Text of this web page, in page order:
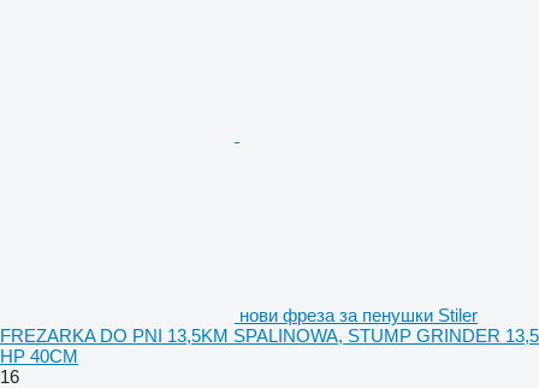
нови фреза за пенушки Stiler
FREZARKA DO PNI 13,5KM SPALINOWA, STUMP GRINDER 13,5
HP 40CM
16